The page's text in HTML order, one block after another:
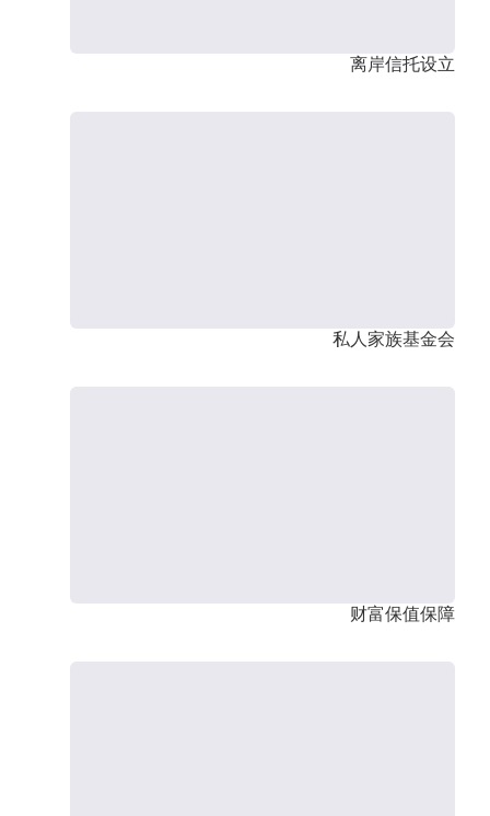
离岸信托设立
私人家族基金会
财富保值保障